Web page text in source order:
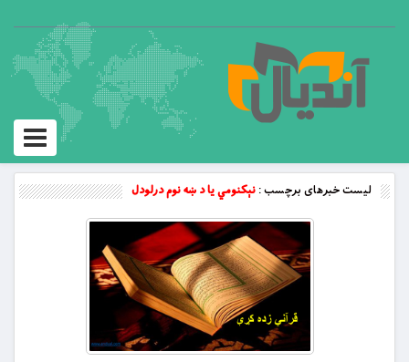
Toggle
لیست خبرهای برچسب :نېکنومي يا د ښه نوم درلودل